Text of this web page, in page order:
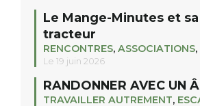
Le Mange-Minutes et
tracteur
RENCONTRES, ASSOCIATIONS,
Le 19 juin 2026
RANDONNER AVEC UN
TRAVAILLER AUTREMENT,